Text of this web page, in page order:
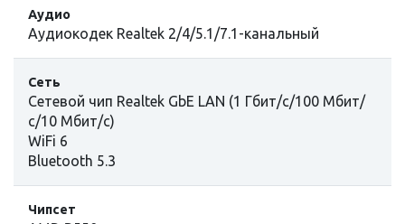
Аудио
Аудиокодек Realtek 2/4/5.1/7.1-канальный
Сеть
Сетевой чип Realtek GbE LAN (1 Гбит/с/100 Мбит/
с/10 Мбит/с)
WiFi 6
Bluetooth 5.3
Чипсет